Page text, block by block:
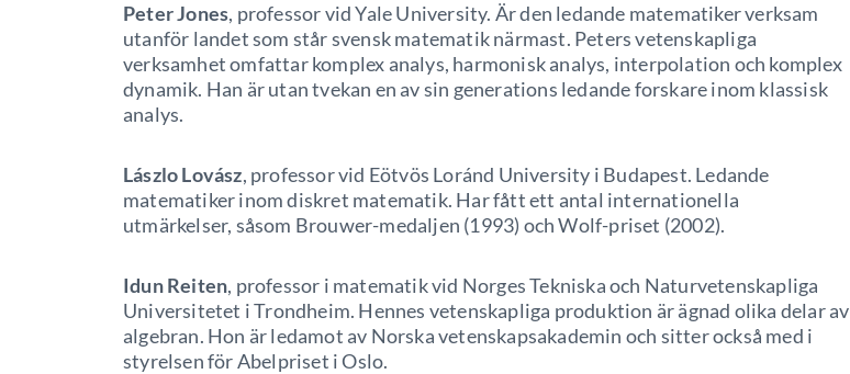
Peter Jones, professor vid Yale University. Är den ledande matematiker verksam
utanför landet som står svensk matematik närmast. Peters vetenskapliga
verksamhet omfattar komplex analys, harmonisk analys, interpolation och komplex
dynamik. Han är utan tvekan en av sin generations ledande forskare inom klassisk
analys.
Lászlo Lovász, professor vid Eötvös Loránd University i Budapest. Ledande
matematiker inom diskret matematik. Har fått ett antal internationella
utmärkelser, såsom Brouwer-medaljen (1993) och Wolf-priset (2002).
Idun Reiten, professor i matematik vid Norges Tekniska och Naturvetenskapliga
Universitetet i Trondheim. Hennes vetenskapliga produktion är ägnad olika delar av
algebran. Hon är ledamot av Norska vetenskapsakademin och sitter också med i
styrelsen för Abelpriset i Oslo.